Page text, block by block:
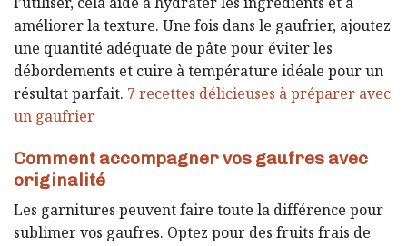
l’utiliser, cela aide à hydrater les ingrédients et à
améliorer la texture. Une fois dans le gaufrier, ajoutez
une quantité adéquate de pâte pour éviter les
débordements et cuire à température idéale pour un
résultat parfait. 7 recettes délicieuses à préparer avec
un gaufrier
Comment accompagner vos gaufres avec
originalité
Les garnitures peuvent faire toute la différence pour
sublimer vos gaufres. Optez pour des fruits frais de